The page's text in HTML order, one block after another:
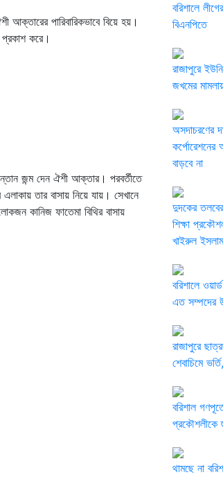
আক্তারের পারিবারিকভাবে বিয়ে হয়।
করে।
জন্ম দেন ঐশী আক্তার। পরবর্তীতে
তার বাসায় নিয়ে যায়। সেখানে
কানিজ ফাতেমা বিথির বাসায়
বরিশালে
বিএনপিতে
রাজাপুরে
জখমের
অসদাচরণের
কর্পোরেশনের
বাড়বে না
দুদকের
শিক্ষা
খাইরুল ইসলাম
বরিশালে
এত সম্পদের
রাজাপুরে
শেবাচিমে
বরিশাল
প্রকৌশলীকে
থামছে না